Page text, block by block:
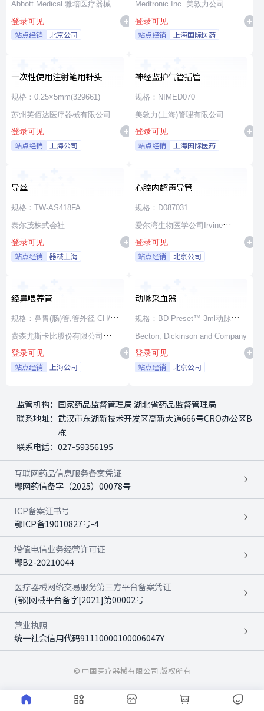
Abbott Medical 雅培医疗器械
登录可见
站点经销 北京公司
Medtronic Inc. 美敦力公司
登录可见
站点经销 上海国际医药
一次性使用注射笔用针头
规格：0.25×5mm(329661)
苏州英佰达医疗器械有限公司
登录可见
站点经销 上海公司
神经监护气管插管
规格：NIMED070
美敦力(上海)管理有限公司
登录可见
站点经销 上海国际医药
导丝
规格：TW-AS418FA
泰尔茂株式会社
登录可见
站点经销 器械上海
心腔内超声导管
规格：D087031
爱尔湾生物医学公司Irvine
Biomedical,Inc. a St. Jude
Medical Company
登录可见
站点经销 北京公司
经鼻喂养管
规格：鼻胃(肠)管,管外径 CH/FR
15,管内径 3.5mm,长度 100cm,
通用漏斗接头
费森尤斯卡比股份有限公司
Fresenius Kabi AG
登录可见
站点经销 上海公司
动脉采血器
规格：BD Preset™ 3ml动脉采血
器,22G×1”(364314)
Becton, Dickinson and Company
登录可见
站点经销 北京公司
监管机构： 国家药品监督管理局 湖北省药品监督管理局
联系地址： 武汉市东湖新技术开发区高新大道666号CRO办公区B
栋
联系电话： 027-59356195
互联网药品信息服务备案凭证
鄂网药信备字（2025）00078号
ICP备案证书号
鄂ICP备19010827号-4
增值电信业务经营许可证
鄂B2-20210044
医疗器械网络交易服务第三方平台备案凭证
(鄂)网械平台备字[2021]第00002号
营业执照
统一社会信用代码91110000100006047Y
© 中国医疗器械有限公司 版权所有